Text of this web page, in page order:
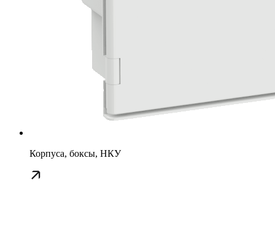
Корпуса, боксы, НКУ